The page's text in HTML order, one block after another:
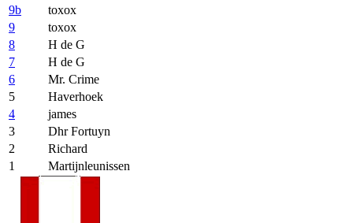
9b
toxox
9
toxox
8
H de G
7
H de G
6
Mr. Crime
5
Haverhoek
4
james
3
Dhr Fortuyn
2
Richard
1
Martijnleunissen